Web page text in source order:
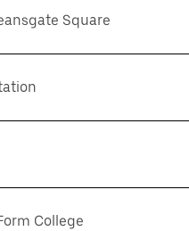
Square
College